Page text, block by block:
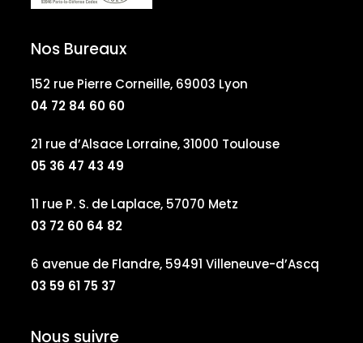
Nos Bureaux
152 rue Pierre Corneille, 69003 Lyon
04 72 84 60 60
21 rue d’Alsace Lorraine, 31000 Toulouse
05 36 47 43 49
11 rue P. S. de Laplace, 57070 Metz
03 72 60 64 82
6 avenue de Flandre, 59491 Villeneuve-d’Ascq
03 59 61 75 37
Nous suivre